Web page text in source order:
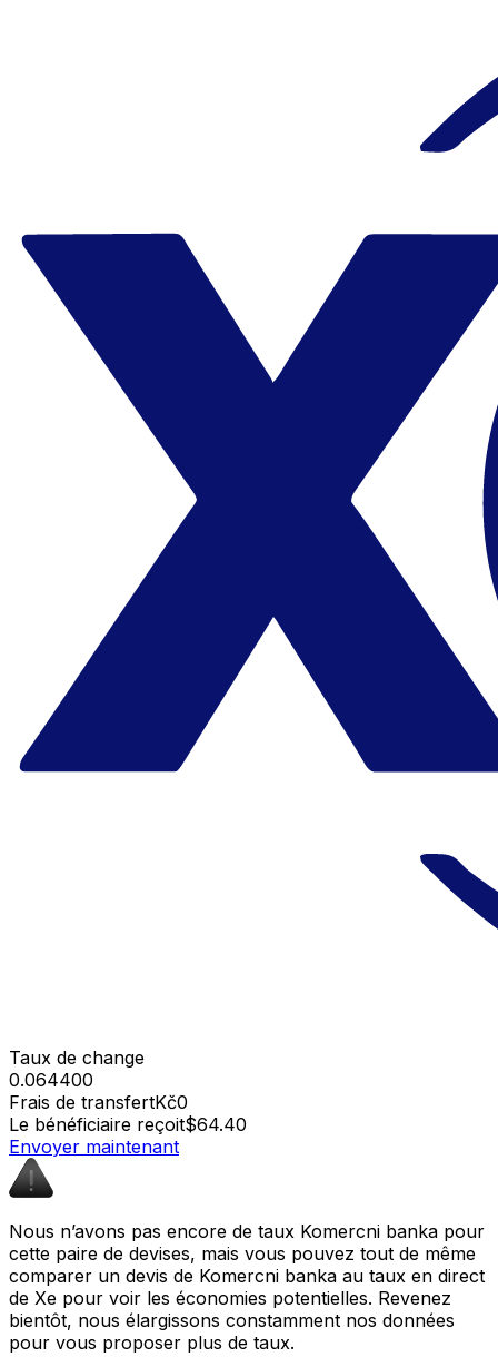
Taux de change
0.064400
Frais de transfertKč0
Le bénéficiaire reçoit$64.40
Envoyer maintenant
Nous n’avons pas encore de taux Komercni banka pour
cette paire de devises, mais vous pouvez tout de même
comparer un devis de Komercni banka au taux en direct
de Xe pour voir les économies potentielles. Revenez
bientôt, nous élargissons constamment nos données
pour vous proposer plus de taux.